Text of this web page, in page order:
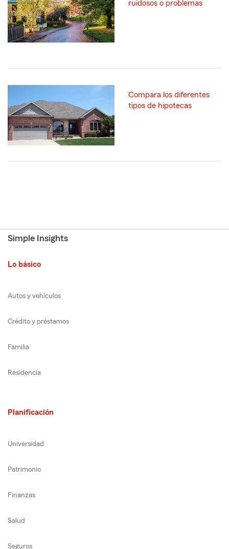
ruidosos o problemas
Compara los diferentes
tipos de hipotecas
Simple Insights
Lo básico
Autos y vehículos
Crédito y préstamos
Familia
Residencia
Planificación
Universidad
Patrimonio
Finanzas
Salud
Seguros